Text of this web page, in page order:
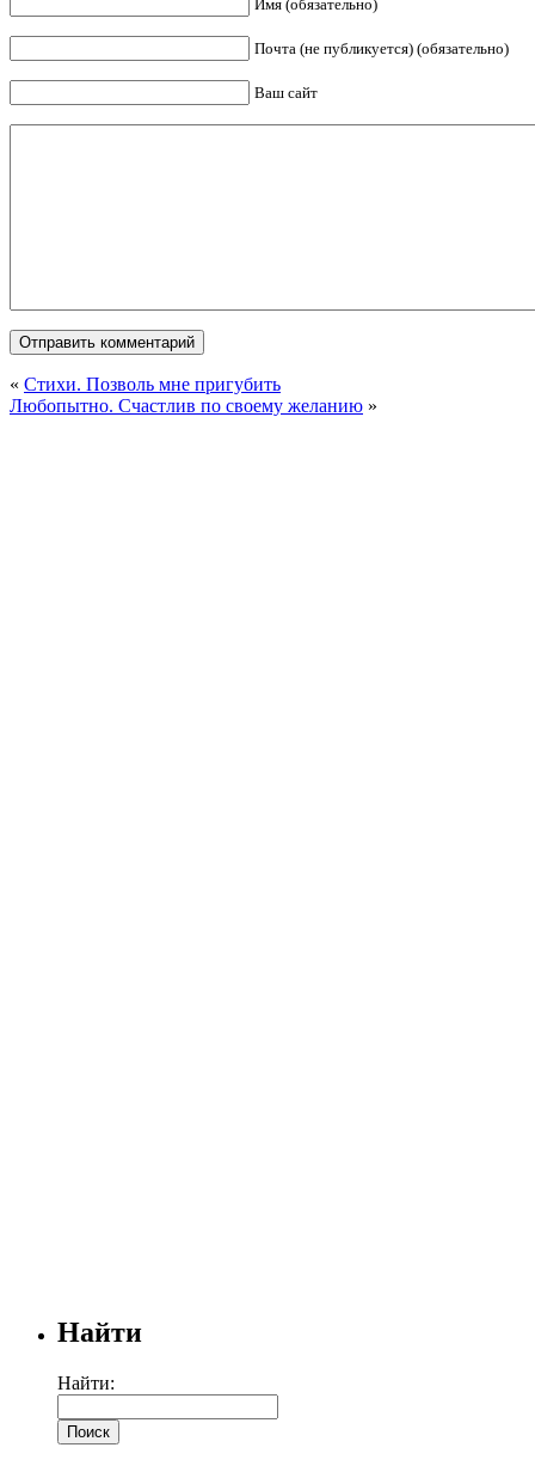
Имя (обязательно)
Почта (не публикуется) (обязательно)
Ваш сайт
« Стихи. Позволь мне пригубить
Любопытно. Счастлив по своему желанию »
Найти
Найти: